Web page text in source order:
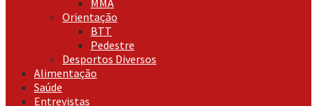
MMA
Orientação
BTT
Pedestre
Desportos Diversos
Alimentação
Saúde
Entrevistas